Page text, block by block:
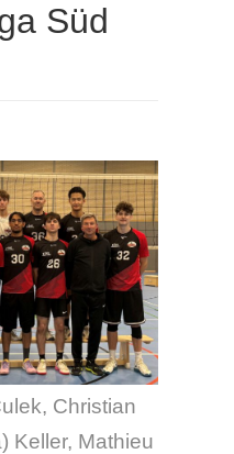
Süd
Christian
Keller, Mathieu